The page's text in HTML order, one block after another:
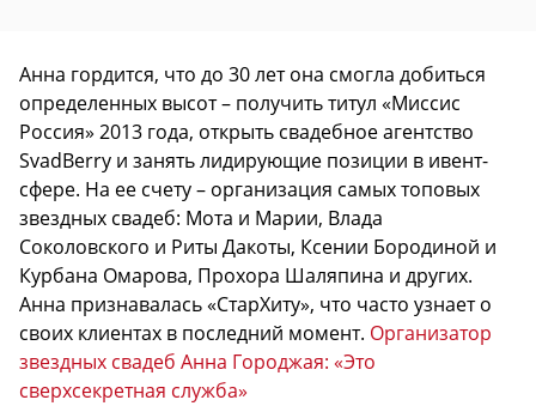
Анна гордится, что до 30 лет она смогла добиться
определенных высот – получить титул «Миссис
Россия» 2013 года, открыть свадебное агентство
SvadBerry и занять лидирующие позиции в ивент-
сфере. На ее счету – организация самых топовых
звездных свадеб: Мота и Марии, Влада
Соколовского и Риты Дакоты, Ксении Бородиной и
Курбана Омарова, Прохора Шаляпина и других.
Анна признавалась «СтарХиту», что часто узнает о
своих клиентах в последний момент. Организатор
звездных свадеб Анна Городжая: «Это
сверхсекретная служба»